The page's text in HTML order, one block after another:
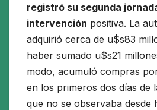
registró su segunda
intervención positiva. La
adquirió cerca de u$s83
haber sumado u$s21
modo, acumuló compras
en los primeros dos días de
que no se observaba desde